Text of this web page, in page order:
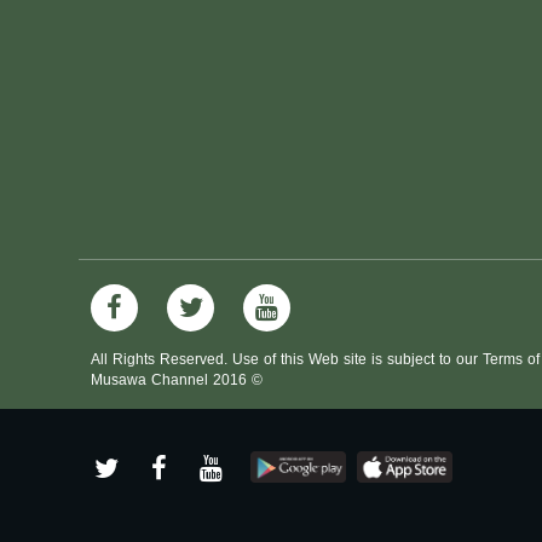
All Rights Reserved. Use of this Web site is subject to our Terms
©
2016